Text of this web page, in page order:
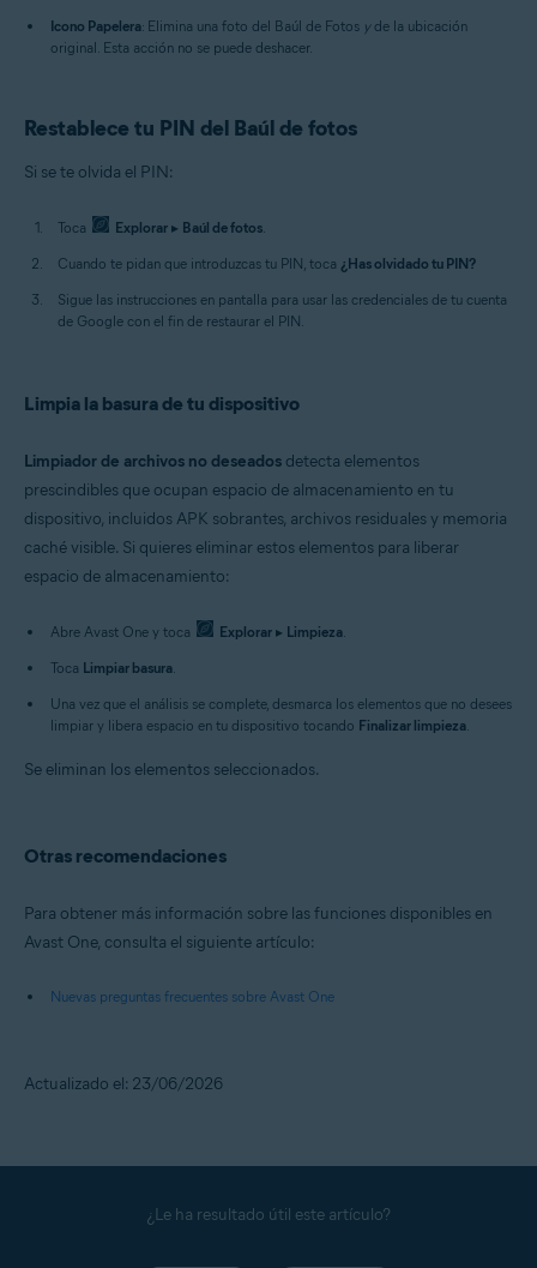
Icono Papelera: Elimina una foto del Baúl de Fotos yde la ubicación
original. Esta acción no se puede deshacer.
Restablece tu PIN del Baúl de fotos
Si se te olvida el PIN:
Toca Explorar ▸ Baúl de fotos.
Cuando te pidan que introduzcas tu PIN, toca ¿Has olvidado tu PIN?
Sigue las instrucciones en pantalla para usar las credenciales de tu cuenta
de Google con el fin de restaurar el PIN.
Limpia la basura de tu dispositivo
Limpiador de archivos no deseados detecta elementos
prescindibles que ocupan espacio de almacenamiento en tu
dispositivo, incluidos APK sobrantes, archivos residuales y memoria
caché visible. Si quieres eliminar estos elementos para liberar
espacio de almacenamiento:
Abre Avast One y toca Explorar ▸ Limpieza.
Toca Limpiar basura.
Una vez que el análisis se complete, desmarca los elementos que no desees
limpiar y libera espacio en tu dispositivo tocando Finalizar limpieza.
Se eliminan los elementos seleccionados.
Otras recomendaciones
Para obtener más información sobre las funciones disponibles en
Avast One, consulta el siguiente artículo:
Nuevas preguntas frecuentes sobre Avast One
Actualizado el: 23/06/2026
¿Le ha resultado útil este artículo?